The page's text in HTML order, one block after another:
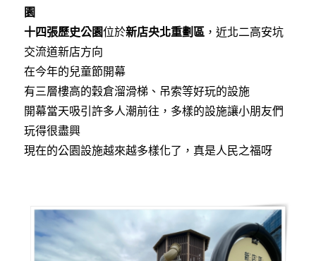
園
十四張歷史公園位於新店央北重劃區 ，近北二高安坑
交流道新店方向
在今年的兒童節開幕
有三層樓高的穀倉溜滑梯、吊索等好玩的設施
開幕當天吸引許多人潮前往，多樣的設施讓小朋友們
玩得很盡興
現在的公園設施越來越多樣化了，真是人民之福呀